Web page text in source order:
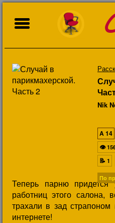
Nik
Теперь парню придется
работниц этого салона,
трахали в зад страпоном
интернете!
A14
👁
📝 1
По